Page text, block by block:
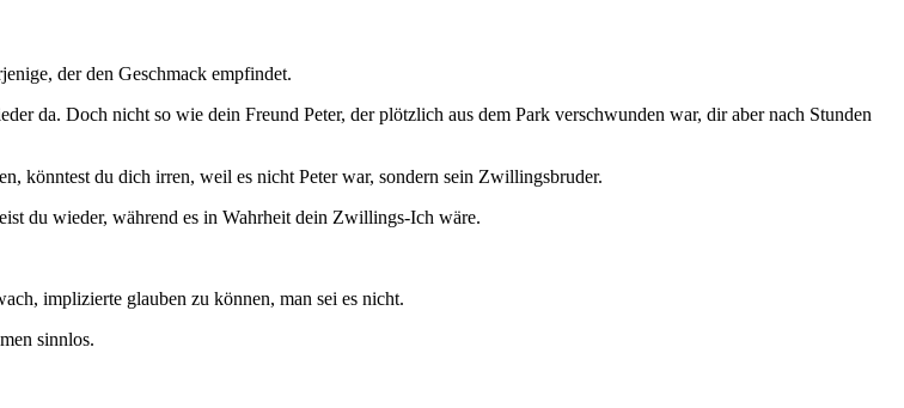
der den Geschmack empfindet.
da. Doch nicht so wie dein Freund Peter, der plötzlich aus dem Park verschwunden war, dir aber nach Stunden
könntest du dich irren, weil es nicht Peter war, sondern sein Zwillingsbruder.
du wieder, während es in Wahrheit dein Zwillings-Ich wäre.
implizierte glauben zu können, man sei es nicht.
sinnlos.